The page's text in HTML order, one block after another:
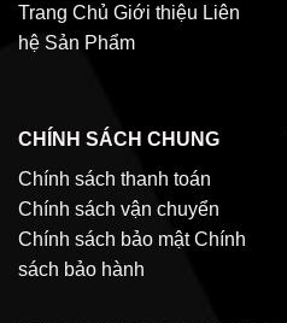
Trang Chủ Giới thiệu Liên
hệ Sản Phẩm
CHÍNH SÁCH CHUNG
Chính sách thanh toán
Chính sách vận chuyển
Chính sách bảo mật Chính
sách bảo hành